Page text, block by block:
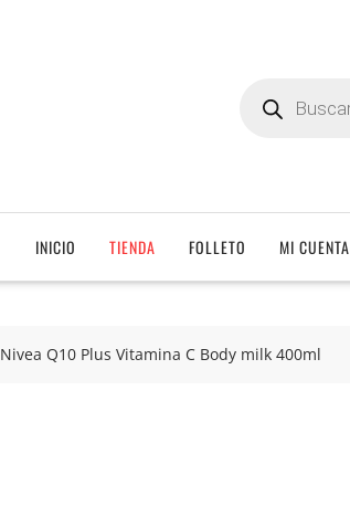
productos
INICIO TIENDA FOLLETO MI CUENTA
Nivea Q10 Plus Vitamina C Body milk 400ml